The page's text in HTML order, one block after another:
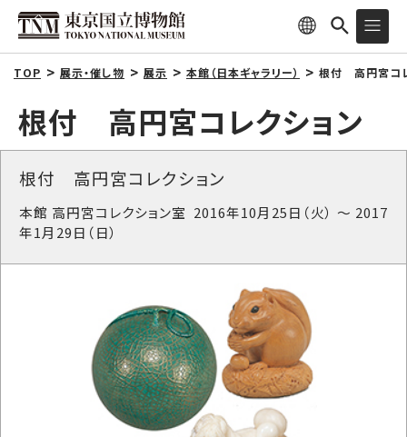
TOP 展示・催し物 展示 本館（日本ギャラリー） 根付 高円宮コ
根付 高円宮コレクション
根付 高円宮コレクション
本館 高円宮コレクション室 2016年10月25日（火） ～ 2017
年1月29日（日）